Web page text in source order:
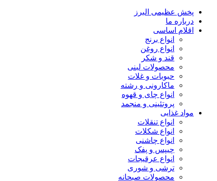
پخش عظیمی البرز
درباره ما
اقلام اساسی
انواع برنج
انواع روغن
قند و شکر
محصولات لبنی
حبوبات و غلات
ماکارونی و رشته
انواع چای و قهوه
پروتئینی و منجمد
مواد غذایی
انواع تنقلات
انواع شکلات
انواع چاشنی
چیپس و پفک
انواع عرقیجات
ترشی و شوری
محصولات صبحانه